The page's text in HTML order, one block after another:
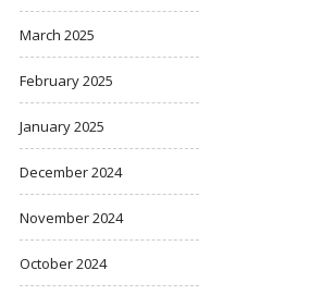
March 2025
February 2025
January 2025
December 2024
November 2024
October 2024